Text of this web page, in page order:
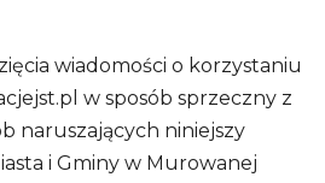
wiadomości o korzystaniu
w sposób sprzeczny z
naruszających niniejszy
i Gminy w Murowanej